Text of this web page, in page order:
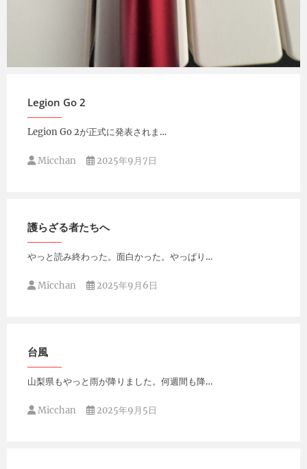
Legion Go 2
Legion Go 2が正式に発表されま…
Micchan 2025年9月7日
護らざる者たちへ
やっと読み終わった。面白かった。やっぱり…
Micchan 2025年9月6日
台風
山梨県もやっと雨が降りました。何週間も降…
Micchan 2025年9月5日